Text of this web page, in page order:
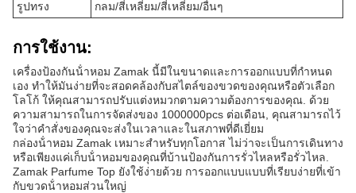
รูปทรง
กลม/สี่เหลี่ยม/สี่เหลี่ยม/อื่นๆ
การใช้งาน:
เครื่องป้องกันน้ําหอม Zamak นี้มีในขนาดและการออกแบบที่กําหนด
เอง ทําให้มันง่ายที่จะสอดคล้องกับสไตล์ของขวดของคุณหรือตัวเลือก
โลโก้ ให้คุณสามารถปรับแต่งหมวกตามความต้องการของคุณ. ด้วย
ความสามารถในการจัดส่งของ 1000000pcs ต่อเดือน, คุณสามารถไว้
ใจว่าคําสั่งของคุณจะส่งในเวลาและในสภาพที่ดีเยี่ยม
กล่องน้ําหอม Zamak เหมาะสําหรับทุกโอกาส ไม่ว่าจะเป็นการเดินทาง
หรือเพียงแค่เก็บน้ําหอมของคุณที่บ้านป้องกันการรั่วไหลหรือรั่วไหล.
Zamak Parfume Top ยังใช้ง่ายด้วย การออกแบบแบบที่เรียบง่ายที่เข้า
กับขวดน้ําหอมส่วนใหญ่